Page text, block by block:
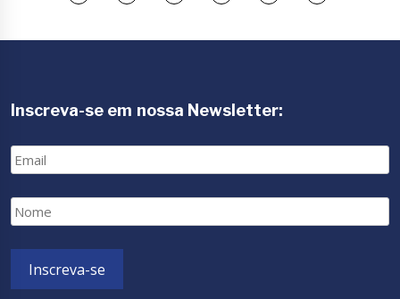
Inscreva-se em nossa Newsletter:
Email
Nome
Inscreva-se